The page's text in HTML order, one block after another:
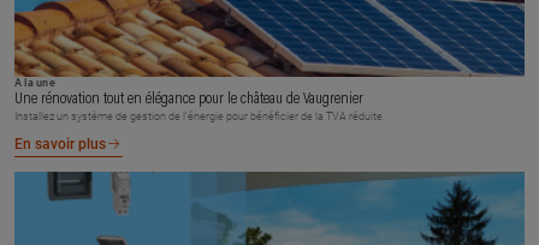
À la une
Une rénovation tout en élégance pour le château de Vaugrenier
Installez un système de gestion de l’énergie pour bénéficier de la TVA réduite.
En savoir plus